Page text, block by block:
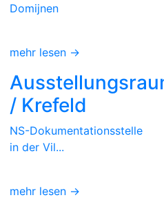
Domijnen
mehr lesen →
/ Krefeld
NS-Dokumentationsstelle
in der Vil...
mehr lesen →